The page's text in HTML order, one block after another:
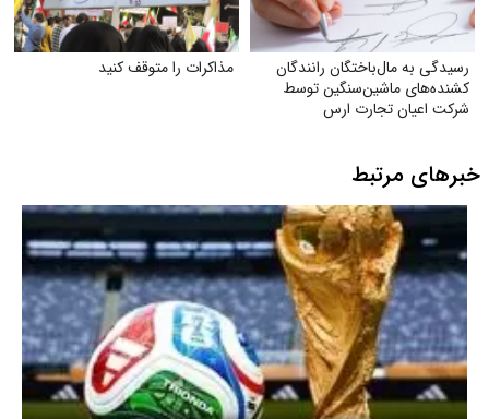
رسیدگی به مال‌باختگان رانندگان
کشنده‌های ماشین‌سنگین توسط
شرکت اعیان تجارت ارس
مذاکرات را متوقف کنید
خبرهای مرتبط